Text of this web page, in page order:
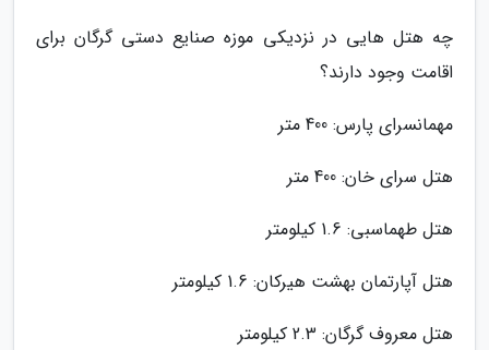
چه هتل هایی در نزدیکی موزه صنایع دستی گرگان برای
اقامت وجود دارند؟
مهمانسرای پارس: 400 متر
هتل سرای خان: 400 متر
هتل طهماسبی: 1.6 کیلومتر
هتل آپارتمان بهشت هیرکان: 1.6 کیلومتر
هتل معروف گرگان: 2.3 کیلومتر